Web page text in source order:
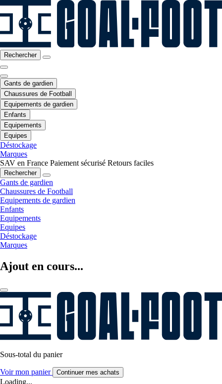
Rechercher
Gants de gardien
Chaussures de Football
Equipements de gardien
Enfants
Equipements
Equipes
Déstockage
Marques
SAV en France Paiement sécurisé Retours faciles
Rechercher
Gants de gardien
Chaussures de Football
Equipements de gardien
Enfants
Equipements
Equipes
Déstockage
Marques
Ajout en cours...
Sous-total du panier
Voir mon panier Continuer mes achats
Loading...